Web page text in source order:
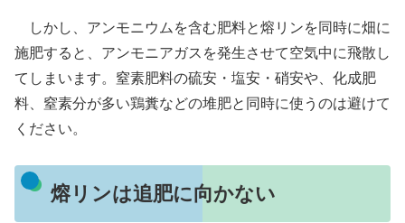
しかし、アンモニウムを含む肥料と熔リンを同時に畑に
施肥すると、アンモニアガスを発生させて空気中に飛散し
てしまいます。窒素肥料の硫安・塩安・硝安や、化成肥
料、窒素分が多い鶏糞などの堆肥と同時に使うのは避けて
ください。
熔リンは追肥に向かない